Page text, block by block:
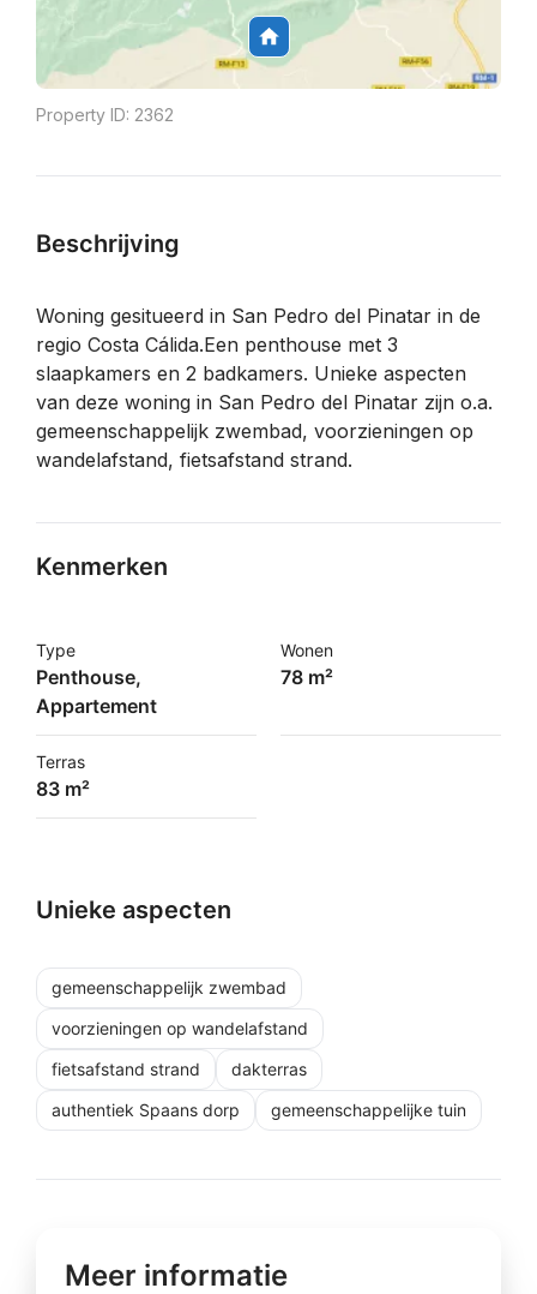
Property ID: 2362
Beschrijving
Woning gesitueerd in San Pedro del Pinatar in de
regio Costa Cálida.Een penthouse met 3
slaapkamers en 2 badkamers. Unieke aspecten
van deze woning in San Pedro del Pinatar zijn o.a.
gemeenschappelijk zwembad, voorzieningen op
wandelafstand, fietsafstand strand.
Kenmerken
Type
Penthouse,
Appartement
Wonen
78 m²
Terras
83 m²
Unieke aspecten
gemeenschappelijk zwembad
voorzieningen op wandelafstand
fietsafstand strand
dakterras
authentiek Spaans dorp
gemeenschappelijke tuin
Meer informatie